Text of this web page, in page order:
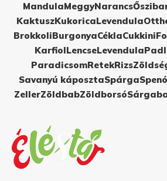
MandulaMeggyNarancs
KaktuszKukoricaLevendula
BrokkoliBurgonyaCéklaCukkini
KarfiolLencseLevendula
ParadicsomRetekRizs
Savanyú káposztaSpárga
ZellerZöldbabZöldborsó